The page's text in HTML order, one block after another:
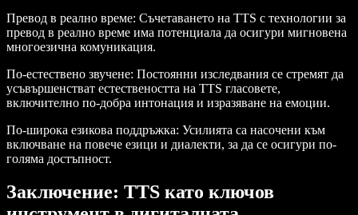
Превод в реално време: Съчeтаването на TTS с технологии за
превод в реално време има потенциала да осигури мигновена
многоезична комуникация.
По-естествено звучене: Постоянни изследвания се стремят да
усъвършенстват естествеността на TTS гласовете,
включително по-добра интонация и изразяване на емоции.
По-широка езикова поддръжка: Усилията са насочени към
включване на повече езици и диалекти, за да се осигури по-
голяма достъпност.
Заключение: TTS като ключов